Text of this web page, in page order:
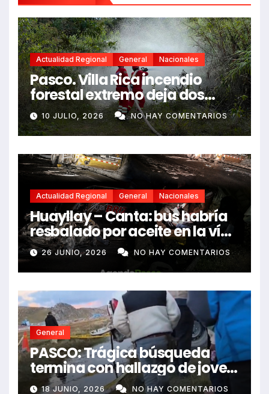
Actualidad Regional General Nacionales
Pasco. Villa Rica incendio
forestal extremo deja dos
fallecidos y heridos
10 JULIO, 2026 NO HAY COMENTARIOS
Actualidad Regional General Nacionales
Huayllay – Canta: bus habría
resbalado por aceite en la vía
e impactó auto siniestrado
dejando dos fallecidos
26 JUNIO, 2026 NO HAY COMENTARIOS
General
PASCO: Trágica búsqueda
termina con hallazgo de joven
sin vida en Rancas
18 JUNIO, 2026 NO HAY COMENTARIOS